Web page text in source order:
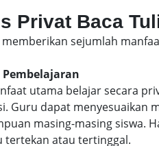
Privat Baca
sejumlah
utama belajar secara
Guru dapat menyesuaikan
masing-masing siswa.
tertekan atau tertinggal.